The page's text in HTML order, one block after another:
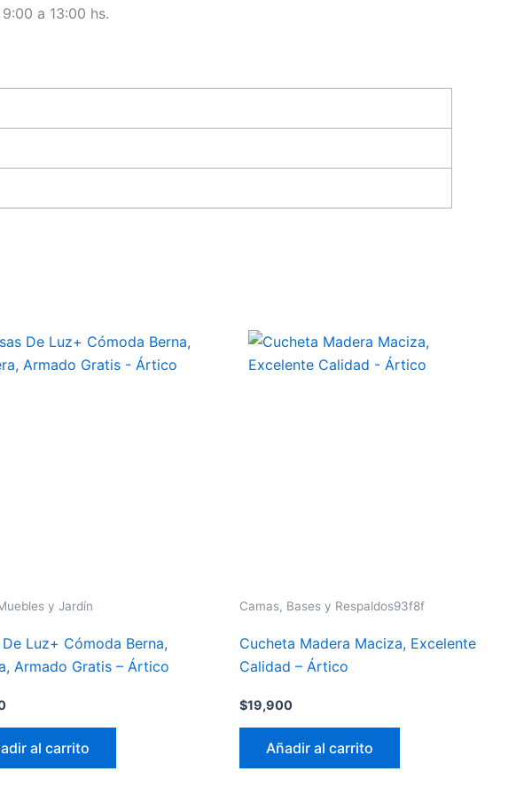
a 13:00 hs.
y Jardín
De Luz+ Cómoda Berna,
Armado Gratis – Ártico
al carrito
Camas, Bases y Respaldos93f8f
Cucheta Madera Maciza, Excelente
Calidad – Ártico
$19,900
Añadir al carrito